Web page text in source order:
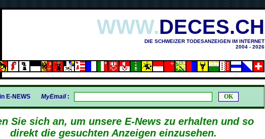
(1945)
WWW.DECES.CH
DIE SCHWEIZER TODESANZEIGEN IM INTERNET
2004 - 2026
E-NEWS MyEmail:
Sie sich an, um unsere E-News zu erhalten und so
direkt die gesuchten Anzeigen einzusehen.